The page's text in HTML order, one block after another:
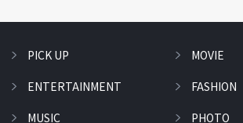
PICK UP
ENTERTAINMENT
MUSIC
MOVIE
FASHION
PHOTO